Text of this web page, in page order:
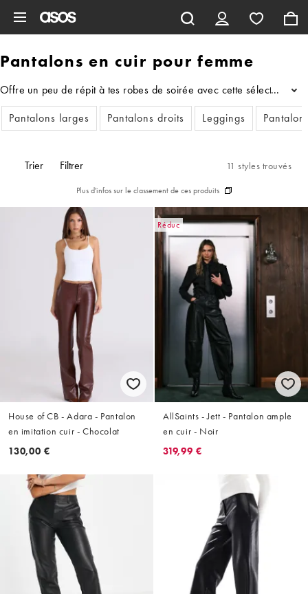
Pantalons en cuir pour femme
Offre un peu de répit à tes robes de soirée avec cette sélection de
...
Pantalons larges
Pantalons droits Leggings
Trier Filtrer 11 styles trouvés
Plus d'infos sur le classement de ces produits
House of CB - Adara - Pantalon
en imitation cuir - Chocolat
130,00 €
Réduc
AllSaints - Jett - Pantalon ample
en cuir - Noir
319,99 €